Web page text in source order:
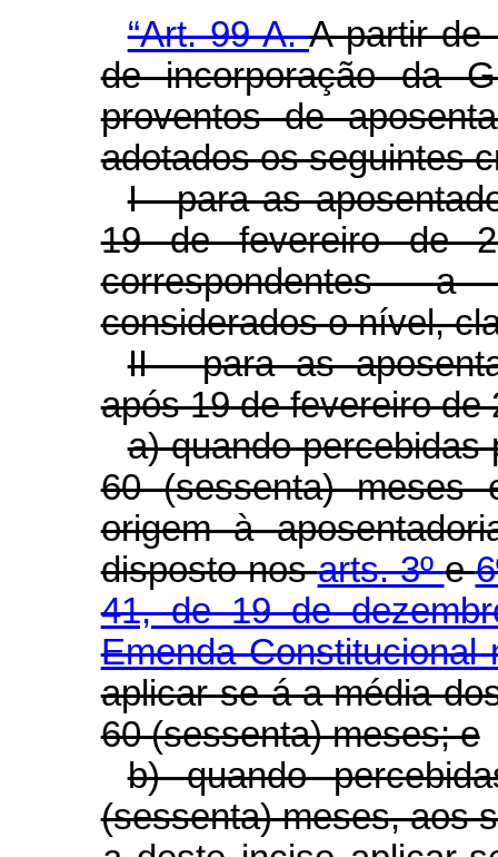
“Art. 99-A.A partir de
de incorporação da
proventos de
adotados os seguintes
I - para as
19 de fevereiro de
correspondentes
considerados o nível,
II - para as
após 19 de fevereiro de
a) quando percebidas
60 (sessenta) meses
origem à
disposto nosarts. 3ºe
41, de 19 de
Emenda
aplicar-se-á a média
60 (sessenta) meses; e
b) quando
(sessenta) meses, aos